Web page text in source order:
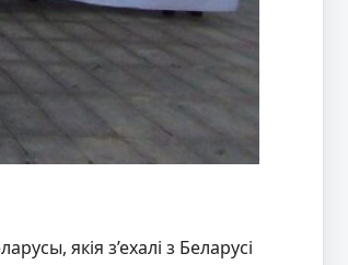
якія з’ехалі з Беларусі